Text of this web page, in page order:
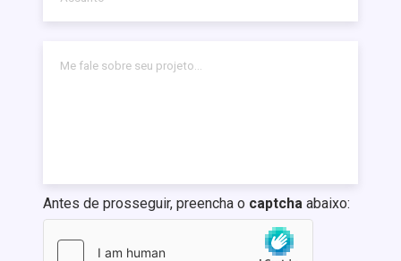
Antes de prosseguir, preencha o captcha abaixo: